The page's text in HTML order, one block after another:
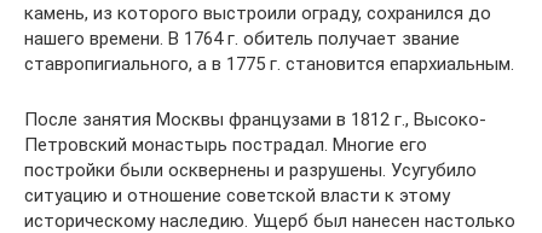
камень, из которого выстроили ограду, сохранился до
нашего времени. В 1764 г. обитель получает звание
ставропигиального, а в 1775 г. становится епархиальным.
После занятия Москвы французами в 1812 г., Высоко-
Петровский монастырь пострадал. Многие его
постройки были осквернены и разрушены. Усугубило
ситуацию и отношение советской власти к этому
историческому наследию. Ущерб был нанесен настолько